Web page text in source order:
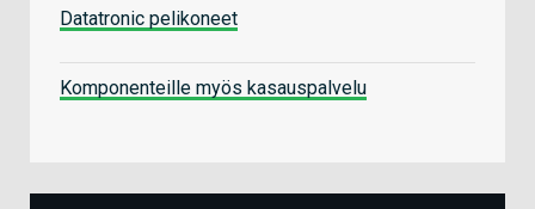
Datatronic pelikoneet
Komponenteille myös kasauspalvelu